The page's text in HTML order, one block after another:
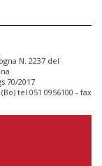
N. 2237 del
70/2017
tel 051 0956100 - fax